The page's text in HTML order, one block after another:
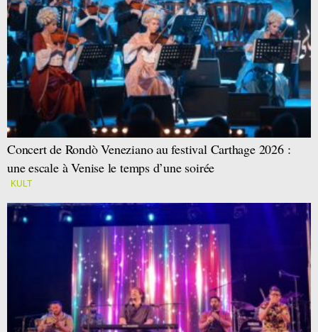
Concert de Rondò Veneziano au festival Carthage 2026 :
une escale à Venise le temps d’une soirée
KULT